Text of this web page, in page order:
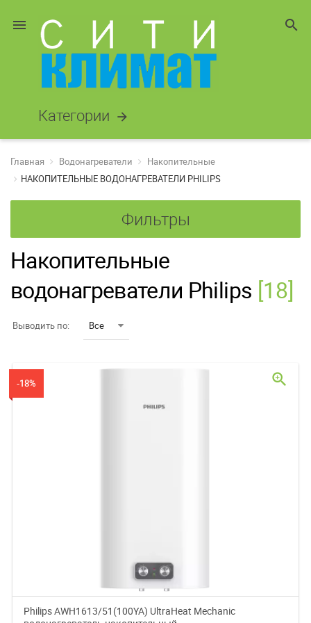
menu search
Категории arrow_forward
Главная Водонагреватели
Накопительные
НАКОПИТЕЛЬНЫЕ ВОДОНАГРЕВАТЕЛИ PHILIPS
Фильтры
Накопительные
водонагреватели Philips [18]
Выводить по: Все
-18%
Philips AWH1613/51(100YA) UltraHeat Mechanic
zoom_in